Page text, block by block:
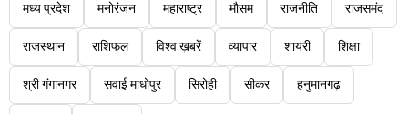
मध्य प्रदेश मनोरंजन महाराष्ट्र मौसम राजनीति राजसमंद
राजस्थान राशिफल विश्व ख़बरें व्यापार शायरी शिक्षा
श्री गंगानगर सवाई माधोपुर सिरोही सीकर हनुमानगढ़